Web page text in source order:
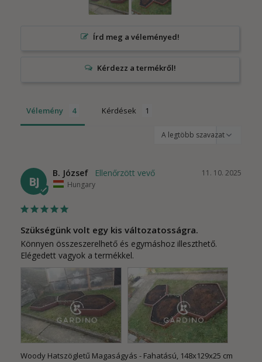
Írd meg a véleményed!
Vélemény Kérdések
BJ
11. 10. 2025
B. József
Hungary
Szükségünk volt egy kis változatosságra.
Könnyen összeszerelhető és egymáshoz illeszthető.
Elégedett vagyok a termékkel.
Woody Hatszögletű Magaságyás - Fahatású, 148x129x25 cm